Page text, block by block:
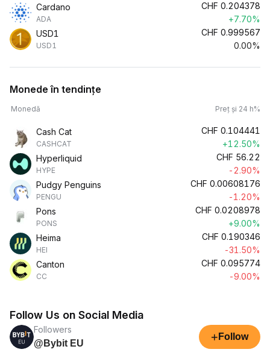
Cardano
ADA
CHF 0.204378
+7.70%
USD1
USD1
CHF 0.999567
0.00%
Monede în tendințe
Monedă Preț și 24 h%
Cash Cat
CASHCAT
CHF 0.104441
+12.50%
Hyperliquid
HYPE
CHF 56.22
-2.90%
Pudgy Penguins
PENGU
CHF 0.00608176
-1.20%
Pons
PONS
CHF 0.0208978
+9.00%
Heima
HEI
CHF 0.190346
-31.50%
Canton
CC
CHF 0.095774
-9.00%
Follow Us on Social Media
Followers
@Bybit EU
+ Follow